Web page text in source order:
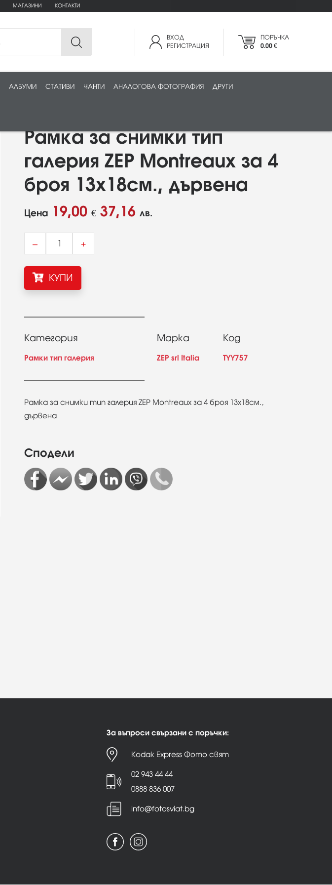
МАГАЗИНИ КОНТАКТИ
ВХОД
РЕГИСТРАЦИЯ
ПОРЪЧКА
0.00 €
АЛБУМИ СТАТИВИ ЧАНТИ АНАЛОГОВА ФОТОГРАФИЯ ДРУГИ
Рамка за снимки тип
галерия ZEP Montreaux за 4
броя 13х18см., дървена
Цена 19,00 € 37,16 лв.
– +
КУПИ
Категория
Рамки тип галерия
Марка
ZEP srl Italia
Код
TYY757
Рамка за снимки тип галерия ZEP Montreaux за 4 броя 13х18см.,
дървена
Сподели
За въпроси свързани с поръчки:
Kodak Express Фото свят
02 943 44 44
0888 836 007
info@fotosviat.bg